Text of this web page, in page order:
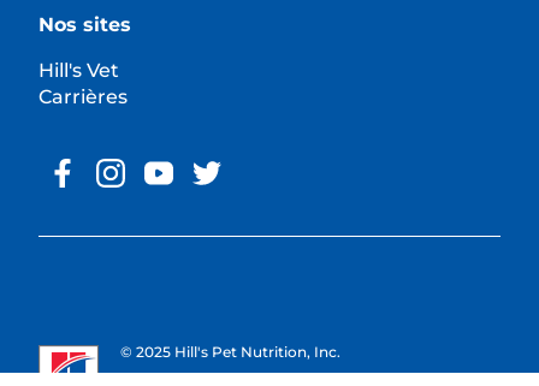
Nos sites
Hill's Vet
Carrières
© 2025 Hill's Pet Nutrition, Inc.